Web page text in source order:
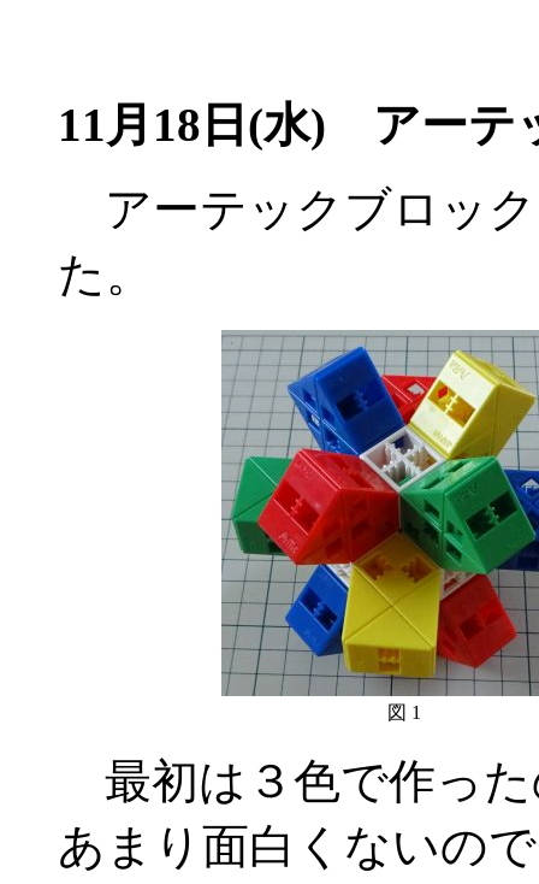
11月18日(水) アーテ
アーテックブロッ
た。
図 1
最初は３色で作っ
あまり面白くないの